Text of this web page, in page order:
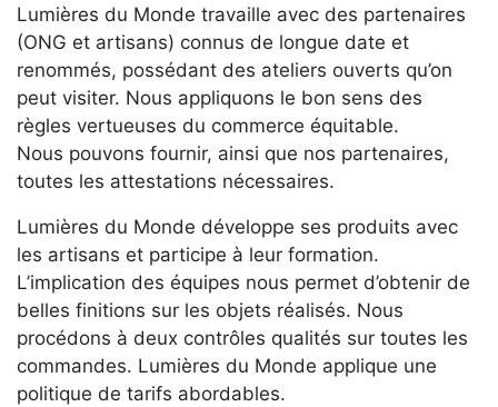
Lumières du Monde travaille avec des partenaires
(ONG et artisans) connus de longue date et
renommés, possédant des ateliers ouverts qu’on
peut visiter. Nous appliquons le bon sens des
règles vertueuses du commerce équitable.
Nous pouvons fournir, ainsi que nos partenaires,
toutes les attestations nécessaires.
Lumières du Monde développe ses produits avec
les artisans et participe à leur formation.
L’implication des équipes nous permet d’obtenir de
belles finitions sur les objets réalisés. Nous
procédons à deux contrôles qualités sur toutes les
commandes. Lumières du Monde applique une
politique de tarifs abordables.